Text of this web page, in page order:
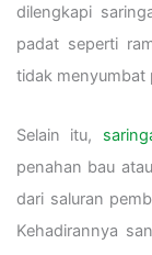
dilengkapi
padat seperti
tidak menyumbat
Selain itu,
penahan bau atau
dari saluran
Kehadirannya